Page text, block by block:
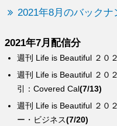
2021年8月のバック
2021年7月配信分
週刊 Life is Beautiful ２０
ー・ビジネス(7/20)
週刊 Life is Beautiful ２０
引：Covered Cal(7/13)
週刊 Life is Beautiful ２０